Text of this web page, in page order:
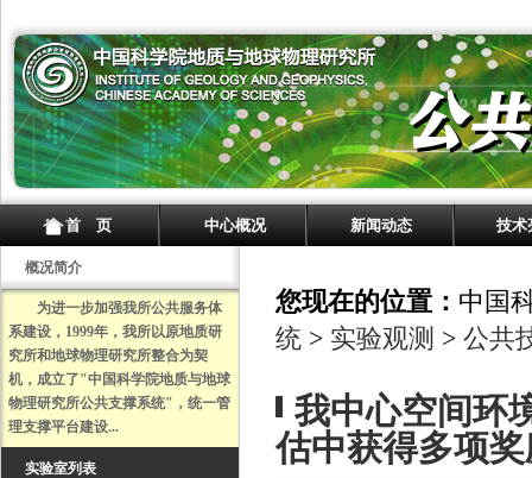
首 页 中心概况 新闻动态 技术
概况简介
为进一步加强我所公共服务体
系建设，1999年，我所以原地质研
究所和地球物理研究所整合为契
机，成立了"中国科学院地质与地球
物理研究所公共支撑系统"，统一管
理支撑平台建设...
实验室列表
您现在的位置： 中国
统 > 实验观测 > 公共
我中心空间环
估中获得多项